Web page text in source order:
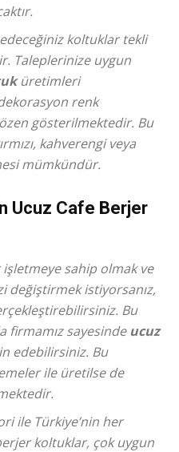
koltuklar tekli
Taleplerinize uygun
üretimleri
renk
gösterilmektedir. Bu
kahverengi veya
mümkündür.
Ucuz Cafe Berjer
sahip olmak ve
değiştirmek istiyorsanız,
Bu
firmamız sayesinde ucuz
edebilirsiniz. Bu
ile üretilse de
ile Türkiye’nin her
koltuklar, çok uygun